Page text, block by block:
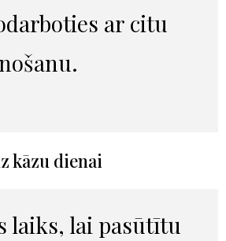
ar citu
kāzu dienai
laiks, lai pasūtītu